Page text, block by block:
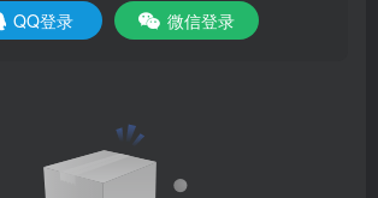
QQ登录 微信登录